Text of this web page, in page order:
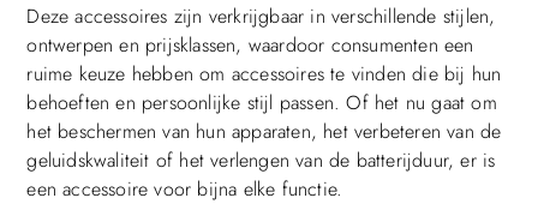
Deze accessoires zijn verkrijgbaar in verschillende stijlen,
ontwerpen en prijsklassen, waardoor consumenten een
ruime keuze hebben om accessoires te vinden die bij hun
behoeften en persoonlijke stijl passen. Of het nu gaat om
het beschermen van hun apparaten, het verbeteren van de
geluidskwaliteit of het verlengen van de batterijduur, er is
een accessoire voor bijna elke functie.